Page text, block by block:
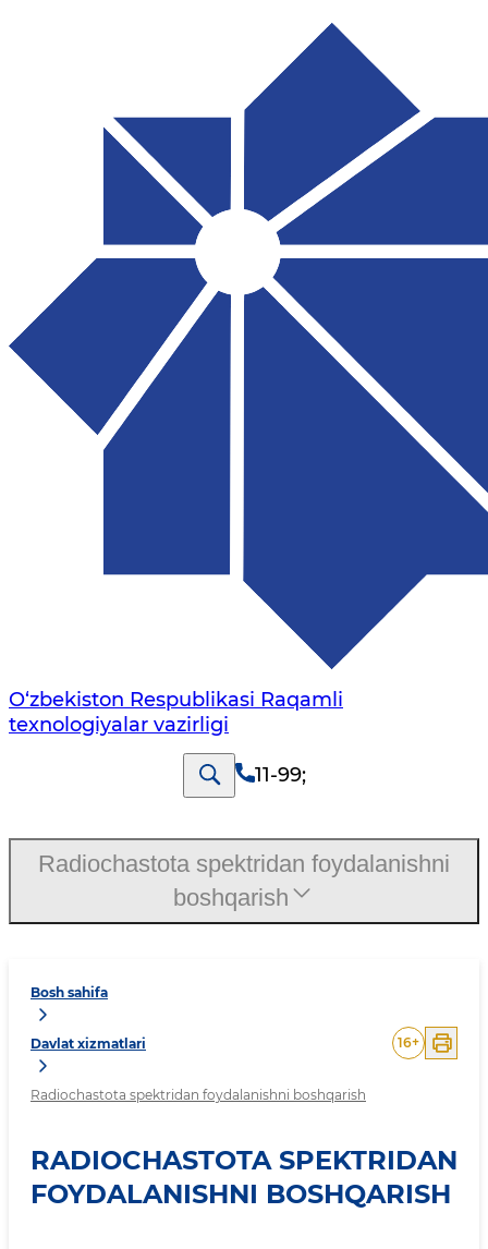
O‘zbekiston Respublikasi Raqamli
texnologiyalar vazirligi
11-99;
Bosh sahifa
Davlat xizmatlari
Radiochastota spektridan foydalanishni boshqarish
16+
RADIOCHASTOTA SPEKTRIDAN
FOYDALANISHNI BOSHQARISH
Radiochastota spektridan foydalanishni
boshqarish